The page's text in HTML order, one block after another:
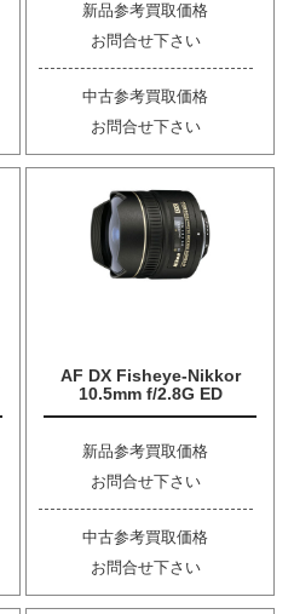
新品参考買取価格
お問合せ下さい
中古参考買取価格
お問合せ下さい
AF DX Fisheye-Nikkor
10.5mm f/2.8G ED
新品参考買取価格
お問合せ下さい
中古参考買取価格
お問合せ下さい